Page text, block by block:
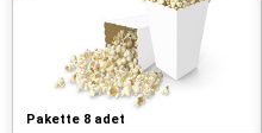
Pakette 8 adet